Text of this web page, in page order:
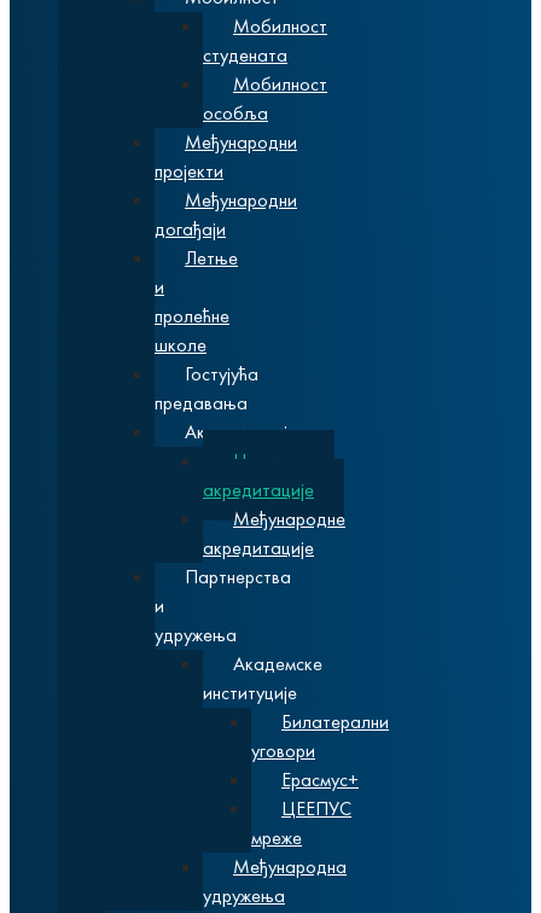
Мобилност
студената
Мобилност
особља
Међународни
пројекти
Међународни
догађаји
Летње
и
пролећне
школе
Гостујућа
предавања
Акредитације
Националне
акредитације
Међународне
акредитације
Партнерства
и
удружења
Академске
институције
Билатерални
уговори
Ерасмус+
ЦЕЕПУС
мреже
Међународна
удружења